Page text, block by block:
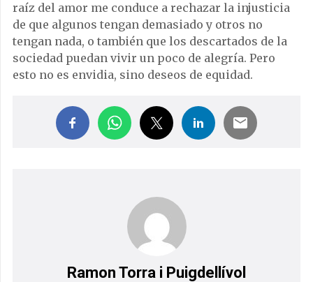
raíz del amor me conduce a rechazar la injusticia
de que algunos tengan demasiado y otros no
tengan nada, o también que los descartados de la
sociedad puedan vivir un poco de alegría. Pero
esto no es envidia, sino deseos de equidad.
Ramon Torra i Puigdellívol